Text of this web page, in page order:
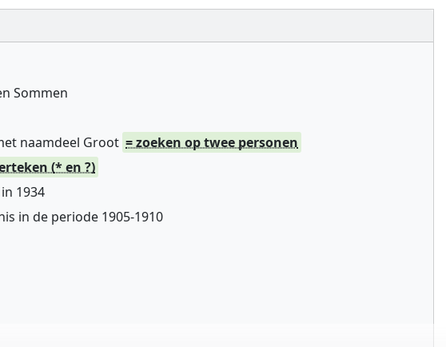
Sommen
naamdeel Groot = zoeken op twee personen
(* en ?)
1934
in de periode 1905-1910